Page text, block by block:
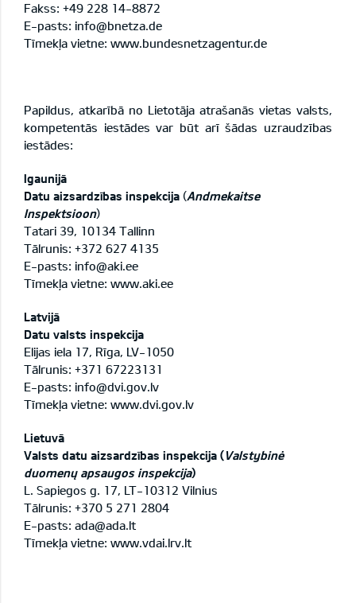
Fakss: +49 228 14-8872
E-pasts: info@bnetza.de
Tīmekļa vietne: www.bundesnetzagentur.de
Papildus, atkarībā no Lietotāja atrašanās vietas valsts,
kompetentās iestādes var būt arī šādas uzraudzības
iestādes:
Igaunijā
Datu aizsardzības inspekcija (Andmekaitse
Inspektsioon)
Tatari 39, 10134 Tallinn
Tālrunis: +372 627 4135
E-pasts: info@aki.ee
Tīmekļa vietne: www.aki.ee
Latvijā
Datu valsts inspekcija
Elijas iela 17, Rīga, LV-1050
Tālrunis: +371 67223131
E-pasts: info@dvi.gov.lv
Tīmekļa vietne: www.dvi.gov.lv
Lietuvā
Valsts datu aizsardzības inspekcija (Valstybinė
duomenų apsaugos inspekcija)
L. Sapiegos g. 17, LT-10312 Vilnius
Tālrunis: +370 5 271 2804
E-pasts: ada@ada.lt
Tīmekļa vietne: www.vdai.lrv.lt